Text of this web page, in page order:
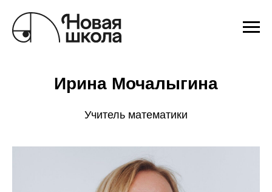
Ирина Мочалыгина
Учитель математики